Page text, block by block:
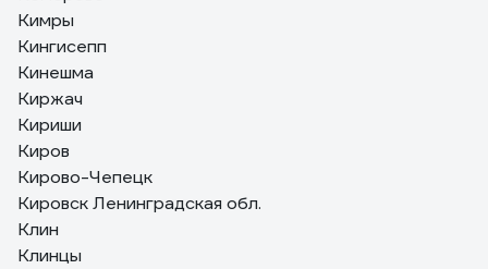
Кимры
Кингисепп
Кинешма
Киржач
Кириши
Киров
Кирово-Чепецк
Кировск Ленинградская обл.
Клин
Клинцы